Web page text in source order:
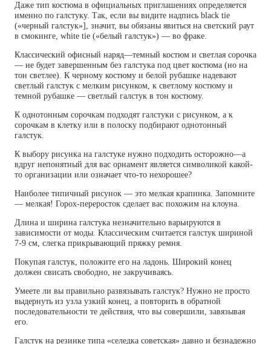
Даже тип костюма в официальных приглашениях определяется
именно по галстуку. Так, если вы видите надпись black tie
(«черный галстук»], значит, вы обязаны явиться на светский раут
в смокинге, white tie («белый галстук») — во фраке.
Классический офисный наряд—темный костюм и светлая сорочка
— не будет завершенным без галстука под цвет костюма (но на
тон светлее). К черному костюму и белой рубашке надевают
светлый галстук с мелким рисунком, к светлому костюму и
темной рубашке — светлый галстук в тон костюму.
К однотонным сорочкам подходят галстуки с рисунком, а к
сорочкам в клетку или в полоску подбирают однотонный
галстук.
К выбору рисунка на галстуке нужно подходить осторожно—а
вдруг непонятный для вас орнамент является символикой какой-
то организации или означает что-то нехорошее?
Наиболее типичный рисунок — это мелкая крапинка. Запомните
— мелкая! Горох-переросток сделает вас похожим на клоуна.
Длина и ширина галстука незначительно варьируются в
зависимости от моды. Классическим считается галстук шириной
7-9 см, слегка прикрывающий пряжку ремня.
Покупая галстук, положите его на ладонь. Широкий конец
должен свисать свободно, не закручиваясь.
Умеете ли вы правильно развязывать галстук? Нужно не просто
выдернуть из узла узкий конец, а повторить в обратной
последовательности те действия, что вы совершили, завязывая
его.
Галстук на резинке типа «селедка советская» давно и безнадежно